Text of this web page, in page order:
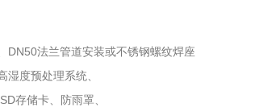
法兰管道安装或不锈钢螺纹焊座
度预处理系统、
存储卡、防雨罩、